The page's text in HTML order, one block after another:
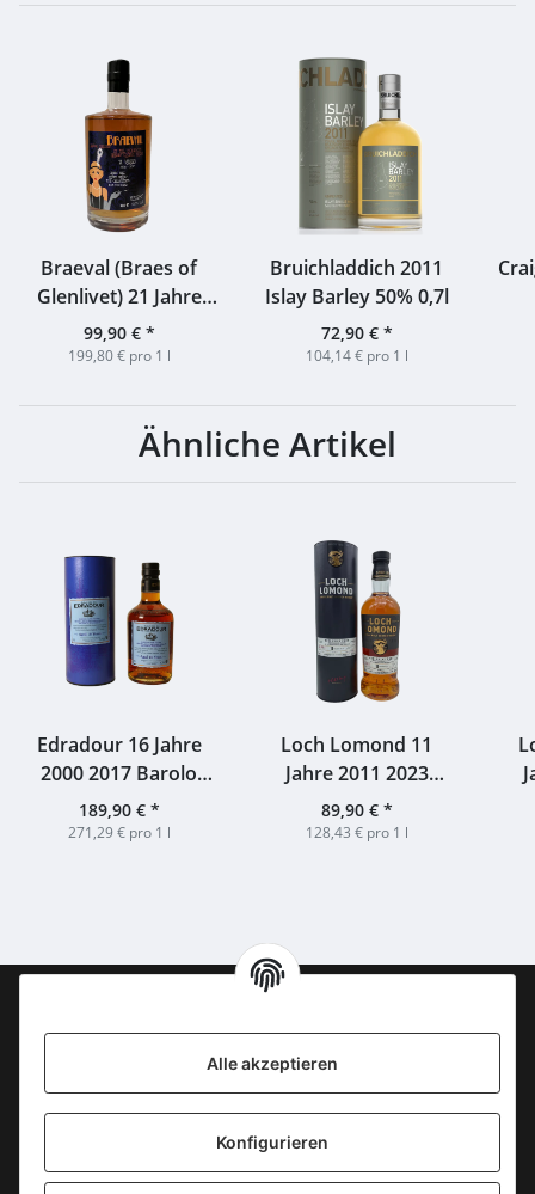
Alle akzeptieren
Konfigurieren
Braeval (Braes of
Glenlivet) 21 Jahre
1996 2017 Sherry
Octave Finish 52,8%
99,90 € *
199,80 € pro 1 l
Bruichladdich 2011
Islay Barley 50% 0,7l
72,90 € *
104,14 € pro 1 l
Ähnliche Artikel
Edradour 16 Jahre
2000 2017 Barolo
Cask Finish
#807,810,811 56,7%
189,90 € *
271,29 € pro 1 l
Loch Lomond 11
Jahre 2011 2023
Inchmurrin Rouge
#20/895-7 for
89,90 € *
128,43 € pro 1 l